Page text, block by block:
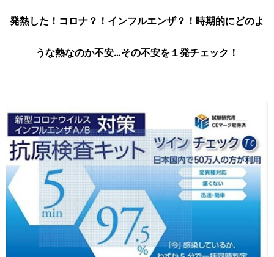
発熱した！コロナ？！インフルエンザ？！時期的にどのよ
うな熱なのか不安…その不安を１発チェック！